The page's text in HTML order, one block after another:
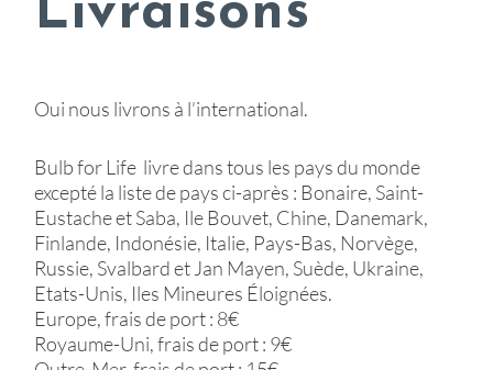
Livraisons
Oui nous livrons à l’international.
Bulb for Life livre dans tous les pays du monde
excepté la liste de pays ci-après : Bonaire, Saint-
Eustache et Saba, Ile Bouvet, Chine, Danemark,
Finlande, Indonésie, Italie, Pays-Bas, Norvège,
Russie, Svalbard et Jan Mayen, Suède, Ukraine,
Etats-Unis, Iles Mineures Éloignées.
Europe, frais de port : 8€
Royaume-Uni, frais de port : 9€